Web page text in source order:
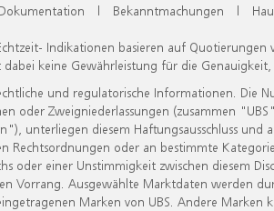
| Bekanntmachungen |
Indikationen basieren auf
keine Gewährleistung für die
und regulatorische Informationen. Die
oder Zweigniederlassungen (zusammen
unterliegen diesem Haftungsausschluss
Rechtsordnungen oder an bestimmte
oder einer Unstimmigkeit zwischen diesem
Vorrang. Ausgewählte Marktdaten werden
Marken von UBS. Andere Marken